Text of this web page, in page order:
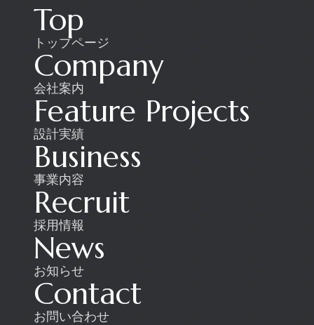
Top
トップページ
Company
会社案内
Feature Projects
設計実績
Business
事業内容
Recruit
採用情報
News
お知らせ
Contact
お問い合わせ